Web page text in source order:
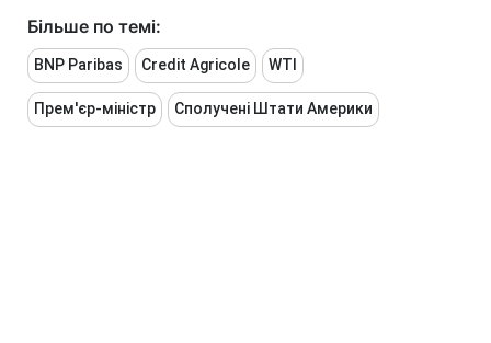
Більше по темі:
BNP Paribas Credit Agricole WTI
Прем'єр-міністр Сполучені Штати Америки